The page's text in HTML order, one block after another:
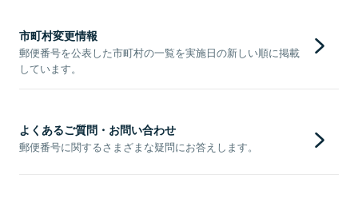
市町村変更情報
郵便番号を公表した市町村の一覧を実施日の新しい順に掲載
しています。
よくあるご質問・お問い合わせ
郵便番号に関するさまざまな疑問にお答えします。